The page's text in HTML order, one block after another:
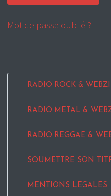
Mot de passe oublié ?
RADIO ROCK &
RADIO METAL &
RADIO REGGAE &
SOUMETTRE SON
MENTIONS LEGALES